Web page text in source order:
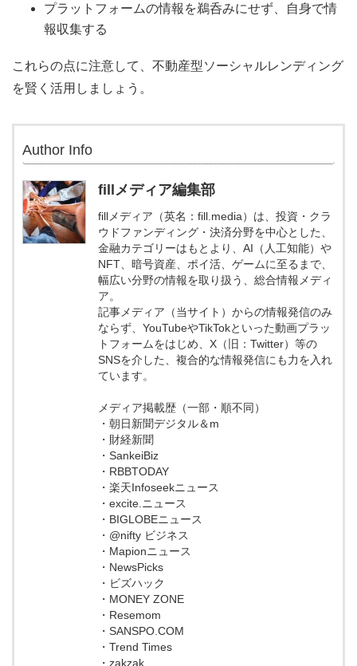
プラットフォームの情報を鵜呑みにせず、自身で情
報収集する
これらの点に注意して、不動産型ソーシャルレンディング
を賢く活用しましょう。
Author Info
fillメディア編集部
fillメディア（英名：fill.media）は、投資・クラ
ウドファンディング・決済分野を中心とした、
金融カテゴリーはもとより、AI（人工知能）や
NFT、暗号資産、ポイ活、ゲームに至るまで、
幅広い分野の情報を取り扱う、総合情報メディ
ア。
記事メディア（当サイト）からの情報発信のみ
ならず、YouTubeやTikTokといった動画プラッ
トフォームをはじめ、X（旧：Twitter）等の
SNSを介した、複合的な情報発信にも力を入れ
ています。
メディア掲載歴（一部・順不同）
・朝日新聞デジタル＆m
・財経新聞
・SankeiBiz
・RBBTODAY
・楽天Infoseekニュース
・excite.ニュース
・BIGLOBEニュース
・@nifty ビジネス
・Mapionニュース
・NewsPicks
・ビズハック
・MONEY ZONE
・Resemom
・SANSPO.COM
・Trend Times
・zakzak